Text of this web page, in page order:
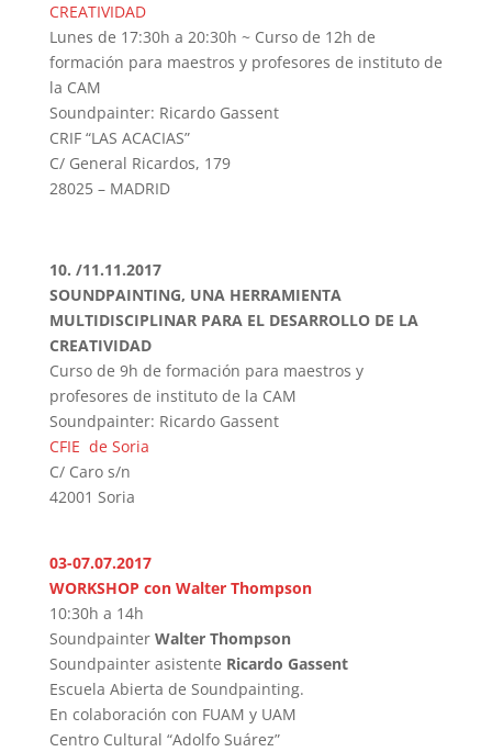
CREATIVIDAD
Lunes de 17:30h a 20:30h ~ Curso de 12h de
formación para maestros y profesores de instituto de
la CAM
Soundpainter: Ricardo Gassent
CRIF “LAS ACACIAS”
C/ General Ricardos, 179
28025 – MADRID
10. /11.11.2017
SOUNDPAINTING, UNA HERRAMIENTA
MULTIDISCIPLINAR PARA EL DESARROLLO DE LA
CREATIVIDAD
Curso de 9h de formación para maestros y
profesores de instituto de la CAM
Soundpainter: Ricardo Gassent
CFIE de Soria
C/ Caro s/n
42001 Soria
03-07.07.2017
WORKSHOP con Walter Thompson
10:30h a 14h
SoundpainterWalter Thompson
Soundpainter asistente Ricardo Gassent
Escuela Abierta de Soundpainting.
En colaboración con FUAM y UAM
Centro Cultural “Adolfo Suárez”